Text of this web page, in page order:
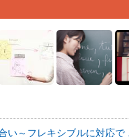
い～フレキシブルに対応で ..